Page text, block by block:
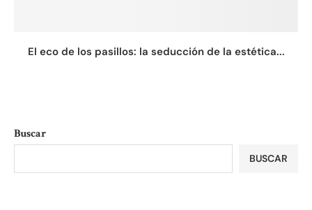
El eco de los pasillos: la seducción de la estética...
Buscar
BUSCAR